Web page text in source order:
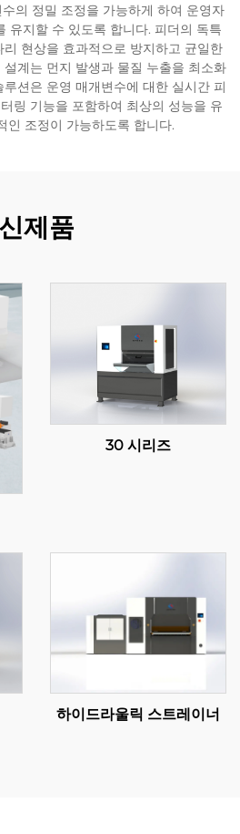
의 정밀 조정을 가능하게 하여 운영자
유지할 수 있도록 합니다. 피더의 독특
현상을 효과적으로 방지하고 균일한
계는 먼지 발생과 물질 누출을 최소화
션은 운영 매개변수에 대한 실시간 피
링 기능을 포함하여 최상의 성능을 유
인 조정이 가능하도록 합니다.
신제품
30 시리즈
하이드라울릭 스트레이너